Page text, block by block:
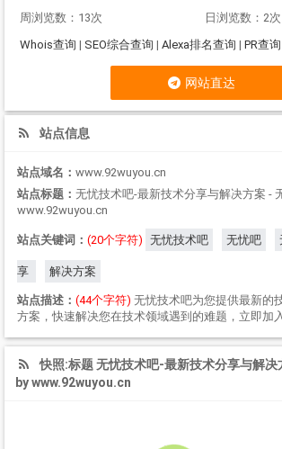
周浏览数：13次
日浏览数：2次
Whois查询 | SEO综合查询 | Alexa排名查询 | PR查询
网站直达
站点信息
站点域名： www.92wuyou.cn
站点标题： 无忧技术吧-最新技术分享与解决方案 -
www.92wuyou.cn
站点关键词： (20个字符) 无忧技术吧 无忧吧
享 解决方案
站点描述： (44个字符) 无忧技术吧为您提供最新的
方案，快速解决您在技术领域遇到的难题，立即加
快照:标题 无忧技术吧-最新技术分享与解决
by www.92wuyou.cn